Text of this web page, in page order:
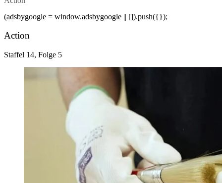
(adsbygoogle = window.adsbygoogle || []).push({});
Action
Staffel 14, Folge 5